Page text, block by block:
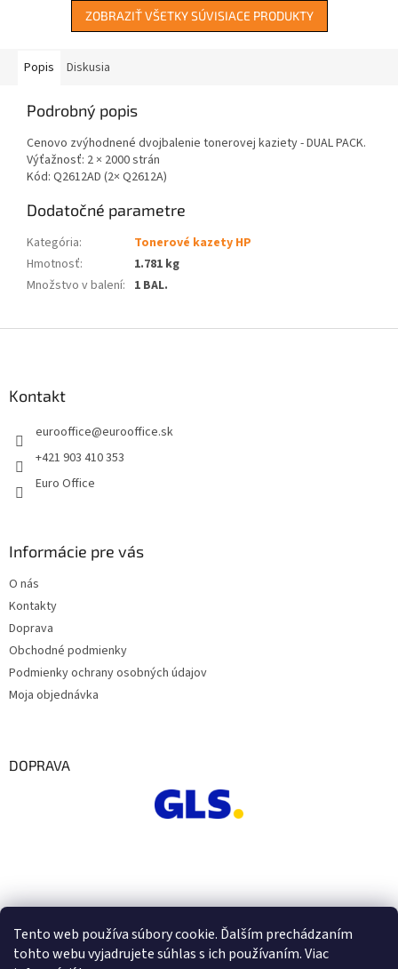
Tento web používa súbory cookie. Ďalším prechádzaním
tohto webu vyjadrujete súhlas s ich používaním. Viac
ZOBRAZIŤ VŠETKY SÚVISIACE PRODUKTY
Popis Diskusia
Podrobný popis
Cenovo zvýhodnené dvojbalenie tonerovej kaziety - DUAL PACK.
Výťažnosť: 2 × 2000 strán
Kód: Q2612AD (2× Q2612A)
Dodatočné parametre
Kategória:
Tonerové kazety HP
Hmotnosť:
1.781 kg
Množstvo v balení: 1 BAL.
Kontakt
eurooffice@eurooffice.sk
+421 903 410 353
Euro Office
Informácie pre vás
O nás
Kontakty
Doprava
Obchodné podmienky
Podmienky ochrany osobných údajov
Moja objednávka
DOPRAVA